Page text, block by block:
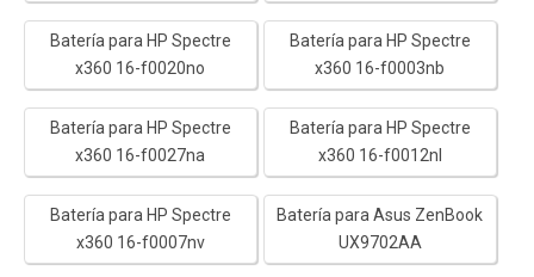
Batería para HP Spectre
x360 16-f0020no
Batería para HP Spectre
x360 16-f0003nb
Batería para HP Spectre
x360 16-f0027na
Batería para HP Spectre
x360 16-f0012nl
Batería para HP Spectre
x360 16-f0007nv
Batería para Asus ZenBook
UX9702AA